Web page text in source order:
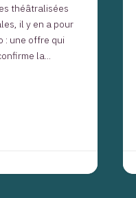
théâtralisées
il y en a pour
: une offre qui
la...